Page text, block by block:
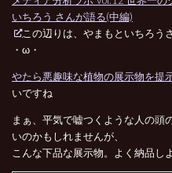
いちろう さんが語る(中編)
この辺りは、やまもといちろう
・ω・
やたら悪趣味な植物の展示物を提
いですね
まぁ、平気で嘘つくような人の頭
いのかもしれませんが、
こんな下品な展示物。よく納品し